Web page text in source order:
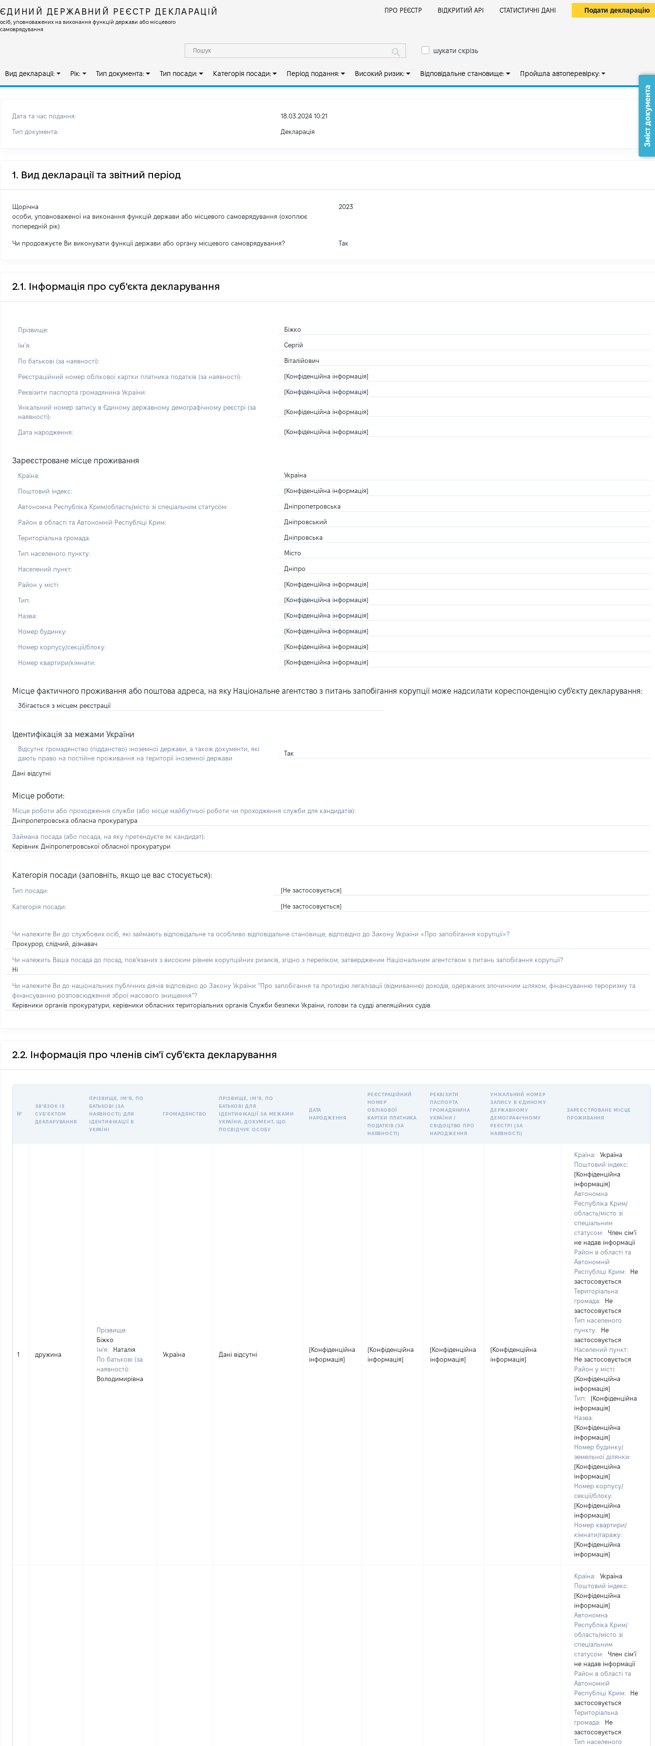
ЄДИНИЙ ДЕРЖАВНИЙ РЕЄСТР ДЕКЛАРАЦІЙ
осіб, уповноважених на виконання функцій держави або місцевого
самоврядування
ПРО РЕЄСТР ВІДКРИТИЙ АРІ СТАТИСТИЧНІ ДАНІ Подати декларацію
шукати скрізь
Вид декларації: Рік: Тип документа: Тип посади: Категорія посади: Період подання: Високий ризик: Відповідальне становище: Пройшла автоперевірку:
Дата та час подання: 18.03.2024 10:21
Тип документа: Декларація
1. Вид декларації та звітний період
Щорічна
особи, уповноваженої на виконання функцій держави або місцевого самоврядування (охоплює
попередній рік)
2023
Чи продовжуєте Ви виконувати функції держави або органу місцевого самоврядування? Так
2.1. Інформація про суб'єкта декларування
Прізвище: Біжко
Імʼя: Сергій
По батькові (за наявності): Віталійович
Реєстраційний номер облікової картки платника податків (за наявності): [Конфіденційна інформація]
Реквізити паспорта громадянина України: [Конфіденційна інформація]
Унікальний номер запису в Єдиному державному демографічному реєстрі (за
наявності):
[Конфіденційна інформація]
Дата народження: [Конфіденційна інформація]
Зареєстроване місце проживання
Країна: Україна
Поштовий індекс: [Конфіденційна інформація]
Автономна Республіка Крим/область/місто зі спеціальним статусом: Дніпропетровська
Район в області та Автономній Республіці Крим: Дніпровський
Територіальна громада: Дніпровська
Тип населеного пункту: Місто
Населений пункт: Дніпро
Район у місті: [Конфіденційна інформація]
Тип: [Конфіденційна інформація]
Назва: [Конфіденційна інформація]
Номер будинку: [Конфіденційна інформація]
Номер корпусу/секції/блоку: [Конфіденційна інформація]
Номер квартири/кімнати: [Конфіденційна інформація]
Місце фактичного проживання або поштова адреса, на яку Національне агентство з питань запобігання корупції може надсилати кореспонденцію суб'єкту декларування:
Збігається з місцем реєстрації
Ідентифікація за межами України
Відсутнє громадянство (підданство) іноземної держави, а також документи, які
дають право на постійне проживання на території іноземної держави
Так
Дані відсутні
Місце роботи:
Місце роботи або проходження служби (або місце майбутньої роботи чи проходження служби для кандидатів):
Дніпропетровська обласна прокуратура
Займана посада (або посада, на яку претендуєте як кандидат):
Керівник Дніпропетровської обласної прокуратури
Категорія посади (заповніть, якщо це вас стосується):
Тип посади: [Не застосовується]
Категорія посади: [Не застосовується]
Чи належите Ви до службових осіб, які займають відповідальне та особливо відповідальне становище, відповідно до Закону України «Про запобігання корупції»?
Прокурор, слідчий, дізнавач
Чи належить Ваша посада до посад, пов'язаних з високим рівнем корупційних ризиків, згідно з переліком, затвердженим Національним агентством з питань запобігання корупції?
Ні
Чи належите Ви до національних публічних діячів відповідно до Закону України “Про запобігання та протидію легалізації (відмиванню) доходів, одержаних злочинним шляхом, фінансуванню тероризму та
фінансуванню розповсюдження зброї масового знищення”?
Керівники органів прокуратури, керівники обласних територіальних органів Служби безпеки України, голови та судді апеляційних судів
2.2. Інформація про членів сім'ї суб'єкта декларування
№
ЗВʼЯЗОК ІЗ
СУБʼЄКТОМ
ДЕКЛАРУВАННЯ
ПРІЗВИЩЕ, ІМʼЯ, ПО
БАТЬКОВІ (ЗА
НАЯВНОСТІ) ДЛЯ
ІДЕНТИФІКАЦІЇ В
УКРАЇНІ
ГРОМАДЯНСТВО
ПРІЗВИЩЕ, ІМʼЯ, ПО
БАТЬКОВІ ДЛЯ
ІДЕНТИФІКАЦІЇ ЗА МЕЖАМИ
УКРАЇНИ, ДОКУМЕНТ, ЩО
ПОСВІДЧУЄ ОСОБУ
ДАТА
НАРОДЖЕННЯ
РЕЄСТРАЦІЙНИЙ
НОМЕР
ОБЛІКОВОЇ
КАРТКИ ПЛАТНИКА
ПОДАТКІВ (ЗА
НАЯВНОСТІ)
РЕКВІЗИТИ
ПАСПОРТА
ГРОМАДЯНИНА
УКРАЇНИ /
СВІДОЦТВО ПРО
НАРОДЖЕННЯ
УНІКАЛЬНИЙ НОМЕР
ЗАПИСУ В ЄДИНОМУ
ДЕРЖАВНОМУ
ДЕМОГРАФІЧНОМУ
РЕЄСТРІ (ЗА
НАЯВНОСТІ)
ЗАРЕЄСТРОВАНЕ МІСЦЕ
ПРОЖИВАННЯ
1 дружина
Прізвище:
Біжко
Ім'я:
Наталія
По батькові (за
наявності):
Володимирівна
Україна Дані відсутні
[Конфіденційна
інформація]
[Конфіденційна
інформація]
[Конфіденційна
інформація]
[Конфіденційна
інформація]
Країна:
Україна
Поштовий індекс:
[Конфіденційна
інформація]
Автономна
Республіка Крим/
область/місто зі
спеціальним
статусом:
Член сімʼї
не надав інформації
Район в області та
Автономній
Республіці Крим:
Не
застосовується
Територіальна
громада:
Не
застосовується
Тип населеного
пункту:
Не
застосовується
Населений пункт:
Не застосовується
Район у місті:
[Конфіденційна
інформація]
Тип:
[Конфіденційна
інформація]
Назва:
[Конфіденційна
інформація]
Номер будинку/
земельної ділянки:
[Конфіденційна
інформація]
Номер корпусу/
секції/блоку:
[Конфіденційна
інформація]
Номер квартири/
кімнати/гаражу:
[Конфіденційна
інформація]
Країна:
Україна
Поштовий індекс:
[Конфіденційна
інформація]
Автономна
Республіка Крим/
область/місто зі
спеціальним
статусом:
Член сімʼї
не надав інформації
Район в області та
Автономній
Республіці Крим:
Не
застосовується
Територіальна
громада:
Не
застосовується
Тип населеного
Зміст документа